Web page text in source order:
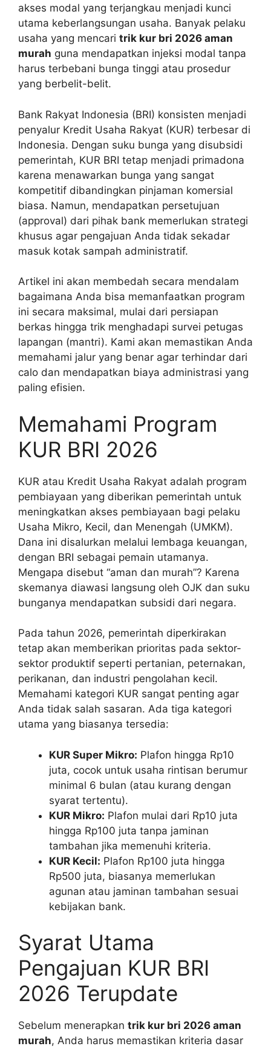
akses modal yang terjangkau menjadi kunci
utama keberlangsungan usaha. Banyak pelaku
usaha yang mencari trik kur bri 2026 aman
murah guna mendapatkan injeksi modal tanpa
harus terbebani bunga tinggi atau prosedur
yang berbelit-belit.
Bank Rakyat Indonesia (BRI) konsisten menjadi
penyalur Kredit Usaha Rakyat (KUR) terbesar di
Indonesia. Dengan suku bunga yang disubsidi
pemerintah, KUR BRI tetap menjadi primadona
karena menawarkan bunga yang sangat
kompetitif dibandingkan pinjaman komersial
biasa. Namun, mendapatkan persetujuan
(approval) dari pihak bank memerlukan strategi
khusus agar pengajuan Anda tidak sekadar
masuk kotak sampah administratif.
Artikel ini akan membedah secara mendalam
bagaimana Anda bisa memanfaatkan program
ini secara maksimal, mulai dari persiapan
berkas hingga trik menghadapi survei petugas
lapangan (mantri). Kami akan memastikan Anda
memahami jalur yang benar agar terhindar dari
calo dan mendapatkan biaya administrasi yang
paling efisien.
Memahami Program
KUR BRI 2026
KUR atau Kredit Usaha Rakyat adalah program
pembiayaan yang diberikan pemerintah untuk
meningkatkan akses pembiayaan bagi pelaku
Usaha Mikro, Kecil, dan Menengah (UMKM).
Dana ini disalurkan melalui lembaga keuangan,
dengan BRI sebagai pemain utamanya.
Mengapa disebut “aman dan murah”? Karena
skemanya diawasi langsung oleh OJK dan suku
bunganya mendapatkan subsidi dari negara.
Pada tahun 2026, pemerintah diperkirakan
tetap akan memberikan prioritas pada sektor-
sektor produktif seperti pertanian, peternakan,
perikanan, dan industri pengolahan kecil.
Memahami kategori KUR sangat penting agar
Anda tidak salah sasaran. Ada tiga kategori
utama yang biasanya tersedia:
KUR Super Mikro: Plafon hingga Rp10
juta, cocok untuk usaha rintisan berumur
minimal 6 bulan (atau kurang dengan
syarat tertentu).
KUR Mikro: Plafon mulai dari Rp10 juta
hingga Rp100 juta tanpa jaminan
tambahan jika memenuhi kriteria.
KUR Kecil: Plafon Rp100 juta hingga
Rp500 juta, biasanya memerlukan
agunan atau jaminan tambahan sesuai
kebijakan bank.
Syarat Utama
Pengajuan KUR BRI
2026 Terupdate
Sebelum menerapkan trik kur bri 2026 aman
murah, Anda harus memastikan kriteria dasar